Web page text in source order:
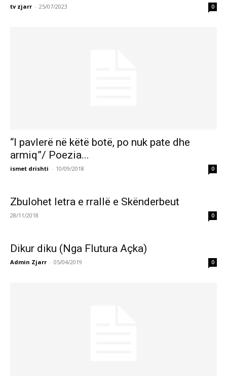
tv zjarr - 25/07/2023 0
“I pavlerë në këtë botë, po nuk pate dhe
armiq”/ Poezia...
ismet drishti - 10/09/2018 0
Zbulohet letra e rrallë e Skënderbeut
28/11/2018 0
Dikur diku (Nga Flutura Açka)
Admin Zjarr - 05/04/2019 0